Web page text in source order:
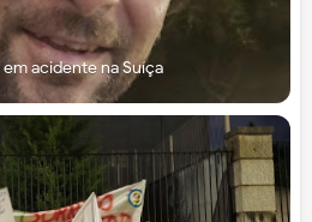
acidente na Suíça